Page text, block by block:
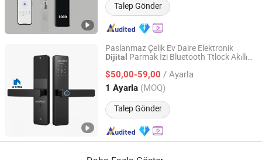
Talep Gönder
Paslanmaz Çelik Ev Daire Elektronik
Dijital Parmak İzi Bluetooth Ttlock Akıllı
$50,00-59,00 / Ayarla
1 Ayarla (MOQ)
Talep Gönder
Guangzhou Longterm Technology Co.,Ltd.
Guangdong, China Fiyat 2013